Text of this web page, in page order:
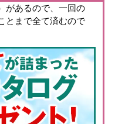
があるので、一回の
とまで全て済むので